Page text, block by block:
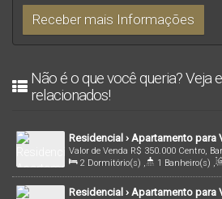
Não é o que você queria? Veja
relacionados!
Residencial › Apartamento para
Barra Velha /SC | Cód.: 1831
R$ 350.000
Valor de Venda
Centro,
Brasil
2 Dormitório(s) , 1 Banheiro(s) ,
Distância do Mar
Residencial › Apartamento para